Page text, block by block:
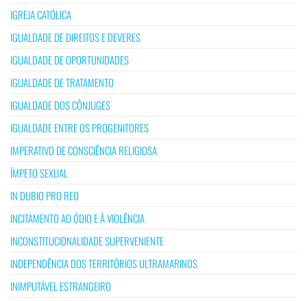
IGREJA CATÓLICA
IGUALDADE DE DIREITOS E DEVERES
IGUALDADE DE OPORTUNIDADES
IGUALDADE DE TRATAMENTO
IGUALDADE DOS CÔNJUGES
IGUALDADE ENTRE OS PROGENITORES
IMPERATIVO DE CONSCIÊNCIA RELIGIOSA
ÍMPETO SEXUAL
IN DUBIO PRO REO
INCITAMENTO AO ÓDIO E À VIOLÊNCIA
INCONSTITUCIONALIDADE SUPERVENIENTE
INDEPENDÊNCIA DOS TERRITÓRIOS ULTRAMARINOS
INIMPUTÁVEL ESTRANGEIRO